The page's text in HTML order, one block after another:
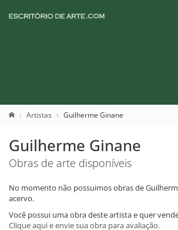
Artistas Guilherme Ginane
Guilherme Ginane
Obras de arte disponíveis
No momento não possuimos obras de
acervo.
Você possui uma obra deste artista e quer
Clique aqui e envie sua obra para avaliação.